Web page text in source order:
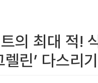
의 최대 적!
린’ 다스리기